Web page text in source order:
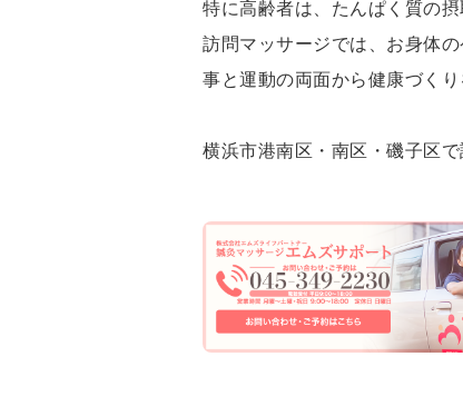
特に高齢者は、たんぱく質の
訪問マッサージでは、お身体
事と運動の両面から健康づくり
横浜市港南区・南区・磯子区